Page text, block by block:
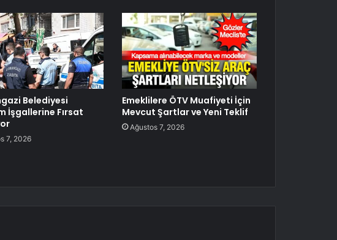
Belediyesi
İşgallerine Fırsat
7, 2026
Emeklilere ÖTV Muafiyeti İçin
Mevcut Şartlar ve Yeni Teklif
Ağustos 7, 2026